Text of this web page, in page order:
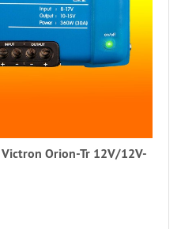
Victron Orion-Tr 12V/12V-